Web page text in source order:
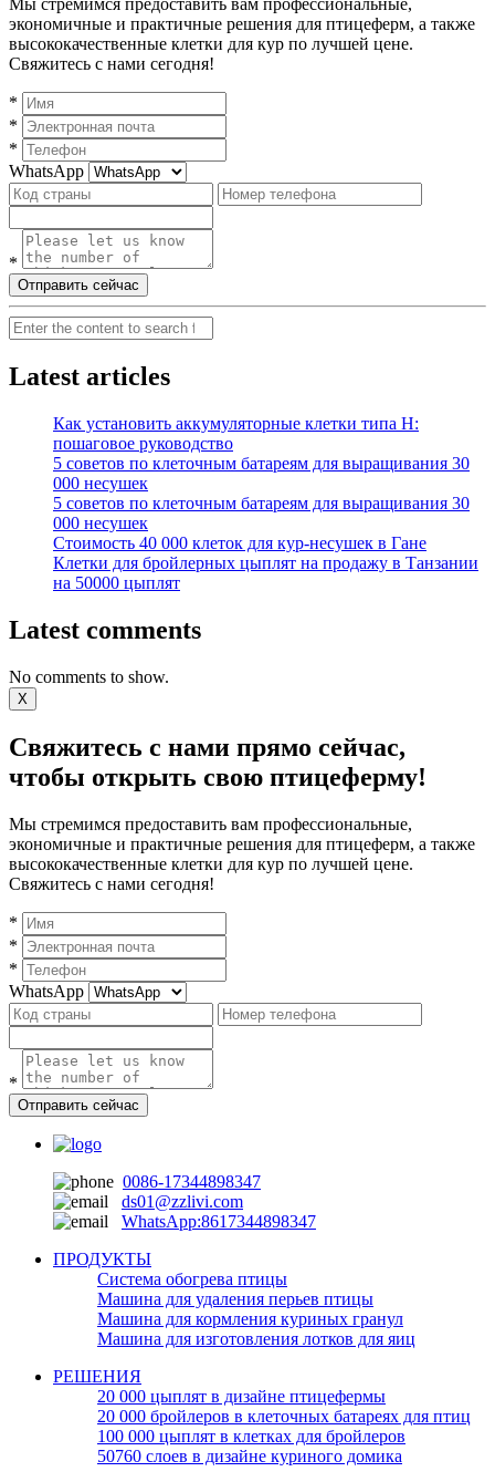
Мы стремимся предоставить вам профессиональные,
экономичные и практичные решения для птицеферм, а также
высококачественные клетки для кур по лучшей цене.
Свяжитесь с нами сегодня!
*
*
*
WhatsApp
*
Отправить сейчас
Search
Latest articles
Как установить аккумуляторные клетки типа H:
пошаговое руководство
5 советов по клеточным батареям для выращивания 30
000 несушек
5 советов по клеточным батареям для выращивания 30
000 несушек
Стоимость 40 000 клеток для кур-несушек в Гане
Клетки для бройлерных цыплят на продажу в Танзании
на 50000 цыплят
Latest comments
No comments to show.
X
Свяжитесь с нами прямо сейчас,
чтобы открыть свою птицеферму!
Мы стремимся предоставить вам профессиональные,
экономичные и практичные решения для птицеферм, а также
высококачественные клетки для кур по лучшей цене.
Свяжитесь с нами сегодня!
*
*
*
WhatsApp
*
Отправить сейчас
0086-17344898347
ds01@zzlivi.com
WhatsApp:8617344898347
ПРОДУКТЫ
Система обогрева птицы
Машина для удаления перьев птицы
Машина для кормления куриных гранул
Машина для изготовления лотков для яиц
РЕШЕНИЯ
20 000 цыплят в дизайне птицефермы
20 000 бройлеров в клеточных батареях для птиц
100 000 цыплят в клетках для бройлеров
50760 слоев в дизайне куриного домика